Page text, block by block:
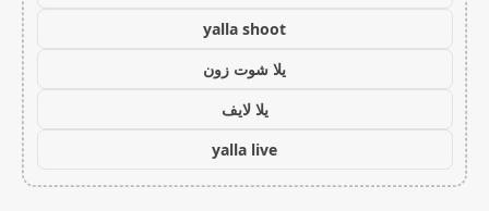
yalla shoot
يلا شوت زون
يلا لايف
yalla live